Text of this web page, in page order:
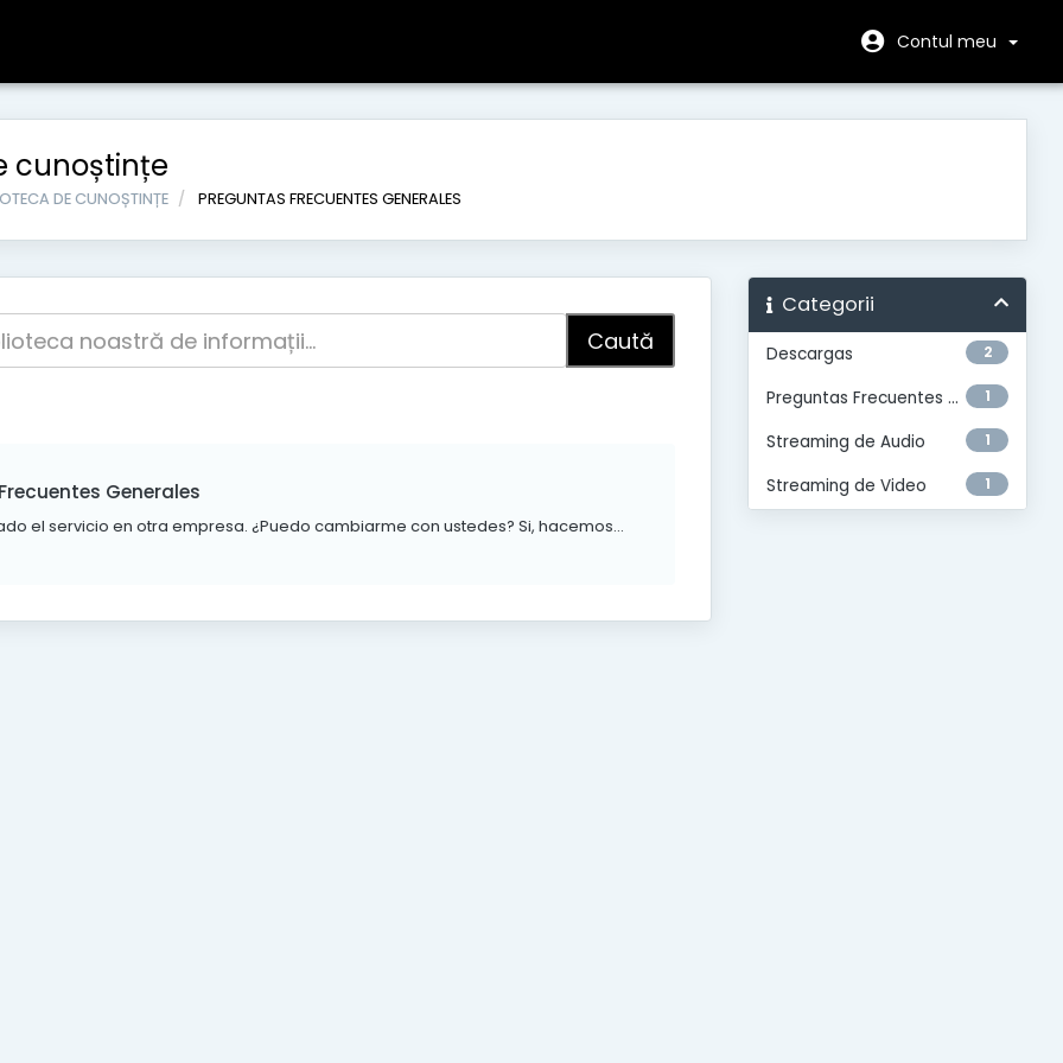
Contul meu
cunoștințe
DE CUNOȘTINȚE PREGUNTAS FRECUENTES GENERALES
Categorii
2
Descargas
1
Preguntas Frecuentes Generales
1
Streaming de Audio
1
Streaming de Video
Generales
el servicio en otra empresa. ¿Puedo cambiarme con ustedes? Si, hacemos...